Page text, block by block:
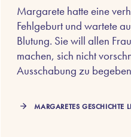
Margarete hatte eine
Fehlgeburt und wartete
Blutung. Sie will allen
machen, sich nicht
Ausschabung zu
MARGARETES GESCHICHTE